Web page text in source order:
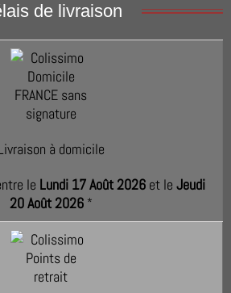
de livraison
à domicile
le Lundi 17 Août 2026 et le Jeudi
20 Août 2026 *